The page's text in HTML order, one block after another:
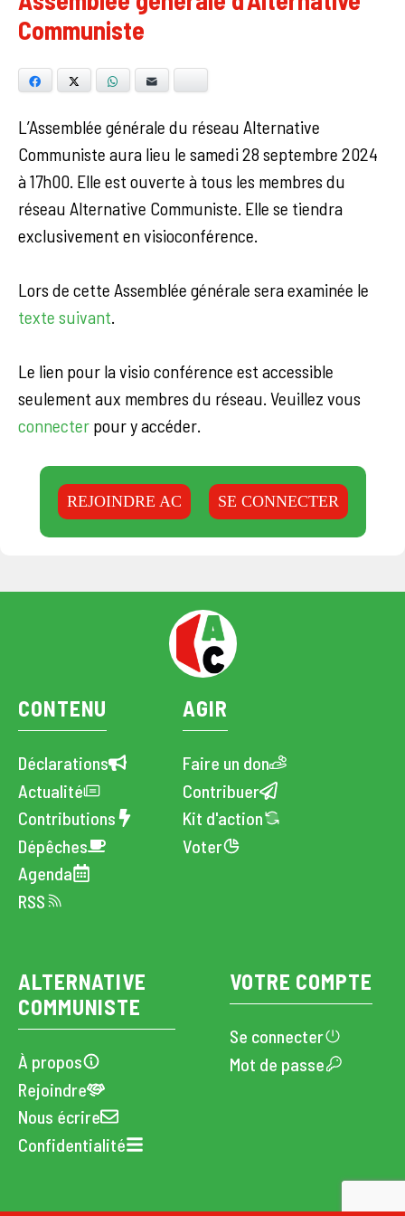
Communiste
Facebook WhatsApp
L’Assemblée générale du réseau Alternative
Communiste aura lieu le samedi 28 septembre 2024
à 17h00. Elle est ouverte à tous les membres du
réseau Alternative Communiste. Elle se tiendra
exclusivement en visioconférence.
Lors de cette Assemblée générale sera examinée le
texte suivant.
Le lien pour la visio conférence est accessible
seulement aux membres du réseau. Veuillez vous
connecter pour y accéder.
REJOINDRE AC SE CONNECTER
CONTENU
Déclarations
Actualité
Contributions
Dépêches
Agenda
RSS
AGIR
Faire un don
Contribuer
Kit d'action
Voter
ALTERNATIVE
COMMUNISTE
À propos
Rejoindre
Nous écrire
Confidentialité
VOTRE COMPTE
Se connecter
Mot de passe